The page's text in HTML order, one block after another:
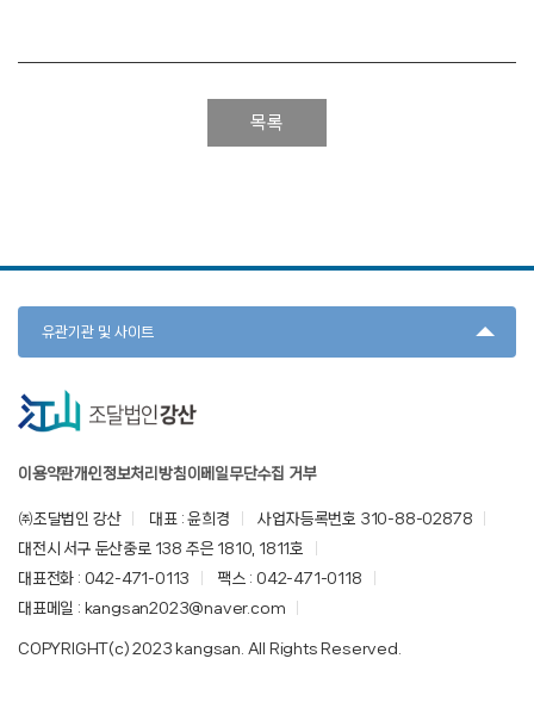
목록
이용약관개인정보처리방침이메일무단수집 거부
㈜조달법인 강산 대표 : 윤희경
사업자등록번호 310-88-02878
대전시 서구 둔산중로 138 주은 1810, 1811호
대표전화 : 042-471-0113
팩스 : 042-471-0118
대표메일 : kangsan2023@naver.com
COPYRIGHT(c) 2023 kangsan. All Rights Reserved.
유관기관 및 사이트